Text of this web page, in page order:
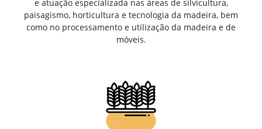
e atuação especializada nas áreas de silvicultura,
paisagismo, horticultura e tecnologia da madeira, bem
como no processamento e utilização da madeira e de
móveis.